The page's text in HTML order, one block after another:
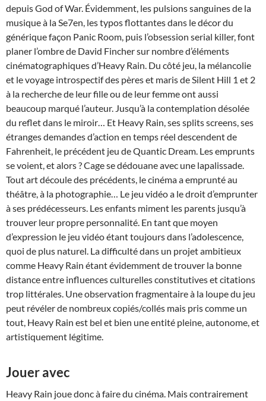
depuis God of War. Évidemment, les pulsions sanguines de la
musique à la Se7en, les typos flottantes dans le décor du
générique façon Panic Room, puis l’obsession serial killer, font
planer l’ombre de David Fincher sur nombre d’éléments
cinématographiques d’Heavy Rain. Du côté jeu, la mélancolie
et le voyage introspectif des pères et maris de Silent Hill 1 et 2
à la recherche de leur fille ou de leur femme ont aussi
beaucoup marqué l’auteur. Jusqu’à la contemplation désolée
du reflet dans le miroir… Et Heavy Rain, ses splits screens, ses
étranges demandes d’action en temps réel descendent de
Fahrenheit, le précédent jeu de Quantic Dream. Les emprunts
se voient, et alors ? Cage se dédouane avec une lapalissade.
Tout art découle des précédents, le cinéma a emprunté au
théâtre, à la photographie… Le jeu vidéo a le droit d’emprunter
à ses prédécesseurs. Les enfants miment les parents jusqu’à
trouver leur propre personnalité. En tant que moyen
d’expression le jeu vidéo étant toujours dans l’adolescence,
quoi de plus naturel. La difficulté dans un projet ambitieux
comme Heavy Rain étant évidemment de trouver la bonne
distance entre influences culturelles constitutives et citations
trop littérales. Une observation fragmentaire à la loupe du jeu
peut révéler de nombreux copiés/collés mais pris comme un
tout, Heavy Rain est bel et bien une entité pleine, autonome, et
artistiquement légitime.
Jouer avec
Heavy Rain joue donc à faire du cinéma. Mais contrairement